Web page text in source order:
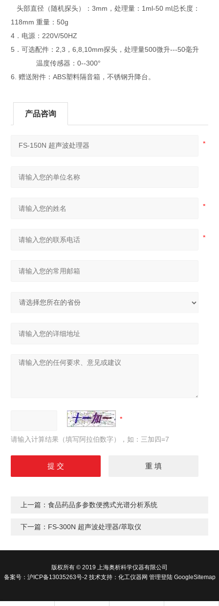
头部直径（随机探头）：3mm，处理量：1ml-50 ml总长度：
118mm 重量：50g
4．电源：220V/50HZ
5．可选配件：2,3，6,8,10mm探头，处理量500微升---50毫升
温度传感器：0--300°
6. 赠送附件：ABS塑料隔音箱，不锈钢升降台。
产品咨询
请输入计算结果（填写阿拉伯数字），如：三加四=7
上一篇：食品药品多参数便携式光谱分析系统
下一篇： FS-300N 超声波处理器/萃取仪
版权所有 © 2019 上海奥析科学仪器有限公司
备案号： 沪ICP备13035263号-2 技术支持： 化工仪器网 管理登陆 GoogleSitemap